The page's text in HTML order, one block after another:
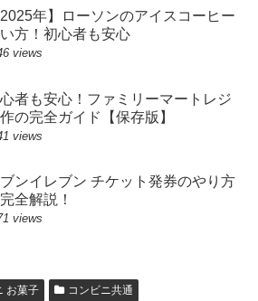
2025年】ローソンのアイスコーヒー
方！初心者も安心
views
者も安心！ファミリーマートレジ
の完全ガイド【保存版】
views
ンイレブン チケット発券のやり方
全解説！
views
お菓子 コンビニ共通